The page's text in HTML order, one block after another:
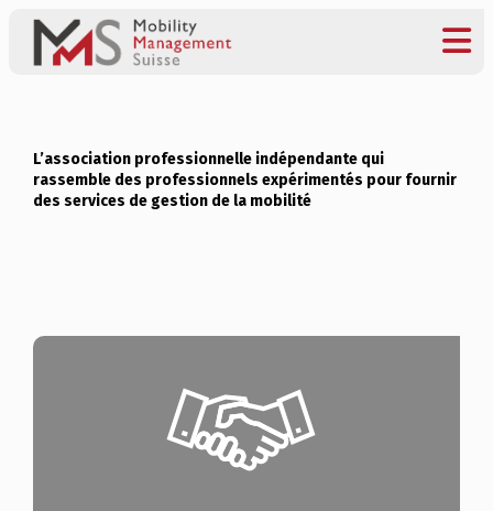
L’association professionnelle indépendante qui
rassemble des professionnels expérimentés pour fournir
des services de gestion de la mobilité